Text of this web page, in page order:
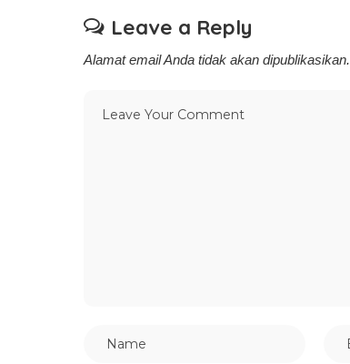
Leave a Reply
Alamat email Anda tidak akan dipublikasikan.